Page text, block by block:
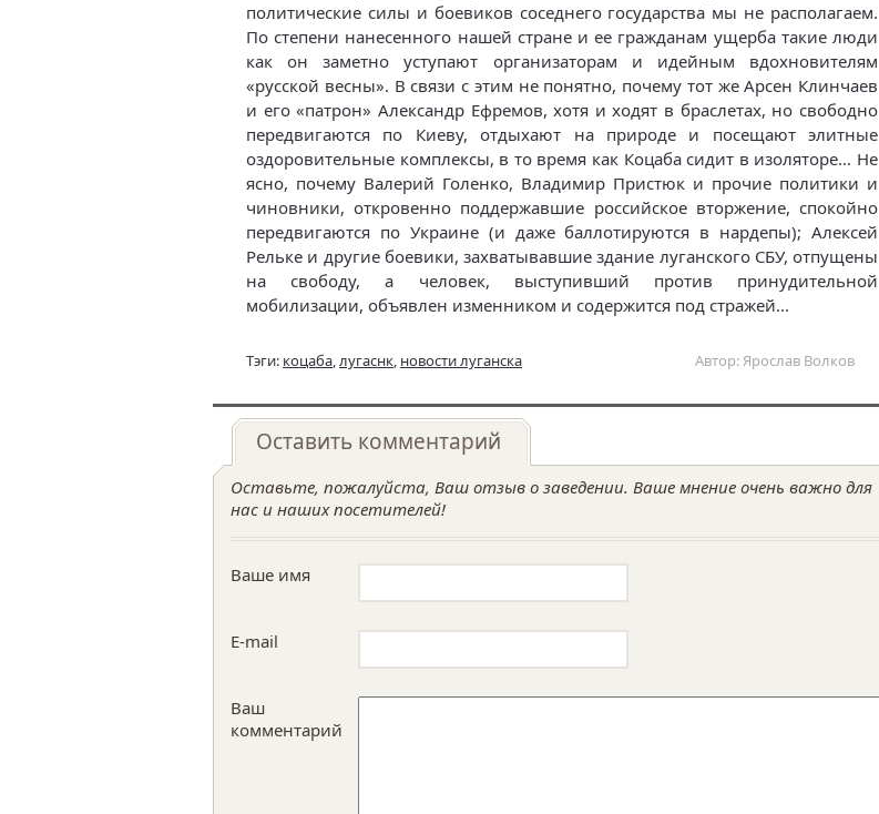
политические силы и боевиков соседнего государства мы не располагаем.
По степени нанесенного нашей стране и ее гражданам ущерба такие люди
как он заметно уступают организаторам и идейным вдохновителям
«русской весны». В связи с этим не понятно, почему тот же Арсен Клинчаев
и его «патрон» Александр Ефремов, хотя и ходят в браслетах, но свободно
передвигаются по Киеву, отдыхают на природе и посещают элитные
оздоровительные комплексы, в то время как Коцаба сидит в изоляторе… Не
ясно, почему Валерий Голенко, Владимир Пристюк и прочие политики и
чиновники, откровенно поддержавшие российское вторжение, спокойно
передвигаются по Украине (и даже баллотируются в нардепы); Алексей
Рельке и другие боевики, захватывавшие здание луганского СБУ, отпущены
на свободу, а человек, выступивший против принудительной
мобилизации, объявлен изменником и содержится под стражей...
Тэги: коцаба,лугаснк, новости луганска Автор: Ярослав Волков
Оставить комментарий
Оставьте, пожалуйста, Ваш отзыв о заведении. Ваше мнение очень важно для
нас и наших посетителей!
Ваше имя
E-mail
Ваш
комментарий